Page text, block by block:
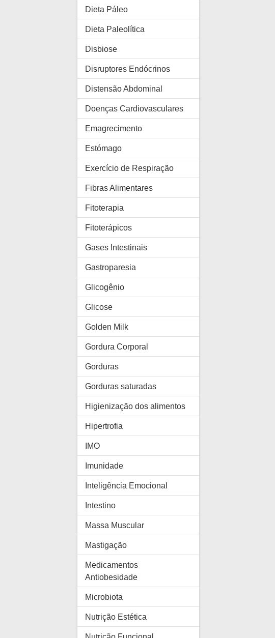
Dieta Páleo
Dieta Paleolítica
Disbiose
Disruptores Endócrinos
Distensão Abdominal
Doenças Cardiovasculares
Emagrecimento
Estómago
Exercício de Respiração
Fibras Alimentares
Fitoterapia
Fitoterápicos
Gases Intestinais
Gastroparesia
Glicogênio
Glicose
Golden Milk
Gordura Corporal
Gorduras
Gorduras saturadas
Higienização dos alimentos
Hipertrofia
IMO
Imunidade
Inteligência Emocional
Intestino
Massa Muscular
Mastigação
Medicamentos
Antiobesidade
Microbiota
Nutrição Estética